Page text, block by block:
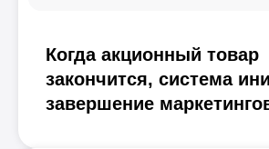
Когда акционный товар
закончится, система
завершение